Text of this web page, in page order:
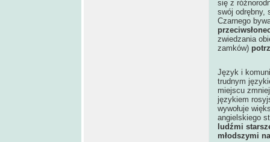
się z
swój odrębny,
Czarnego
zwiedzania
zamków)
Język i
trudnym
miejscu
językiem
wywołuje
angielskiego
ludźmi
młodszymi